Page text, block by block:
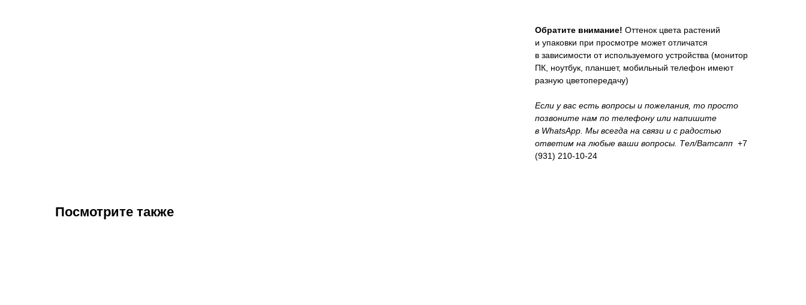
Обратите внимание! Оттенок цвета растений
и упаковки при просмотре может отличатся
в зависимости от используемого устройства (монитор
ПК, ноутбук, планшет, мобильный телефон имеют
разную цветопередачу)
Если у вас есть вопросы и пожелания, то просто
позвоните нам по телефону или напишите
в WhatsApp. Мы всегда на связи и с радостью
ответим на любые ваши вопросы. Тел/Ватсапп +7
(931) 210-10-24
Посмотрите также